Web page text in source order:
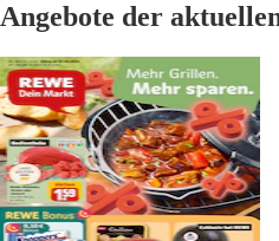
Angebote der